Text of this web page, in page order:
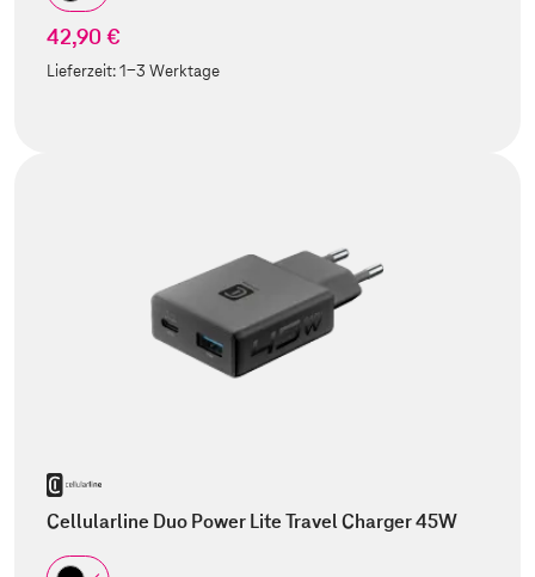
42,90 €
Lieferzeit:1-3 Werktage
Cellularline Duo Power Lite Travel Charger 45W